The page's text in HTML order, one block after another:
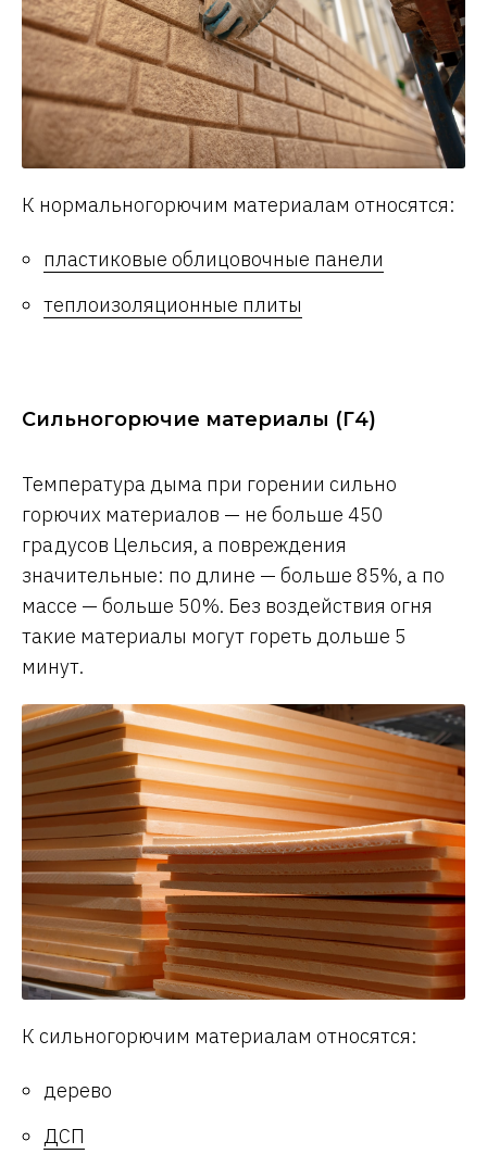
К нормальногорючим материалам относятся:
пластиковые облицовочные панели
теплоизоляционные плиты
Сильногорючие материалы (Г4)
Температура дыма при горении сильно
горючих материалов — не больше 450
градусов Цельсия, а повреждения
значительные: по длине — больше 85%, а по
массе — больше 50%. Без воздействия огня
такие материалы могут гореть дольше 5
минут.
К сильногорючим материалам относятся:
дерево
ДСП